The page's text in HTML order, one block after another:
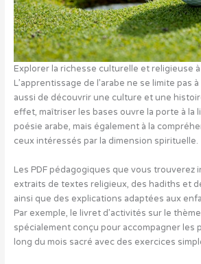
Explorer la richesse culturelle et religieuse à
L’apprentissage de l’arabe ne se limite pas
aussi de découvrir une culture et une
effet, maîtriser les bases ouvre la porte à la
poésie arabe, mais également à la
ceux intéressés par la dimension spirituelle.
Les PDF pédagogiques que vous trouverez
extraits de textes religieux, des hadiths et
ainsi que des explications adaptées aux
Par exemple, le livret d’activités sur le
spécialement conçu pour accompagner les
long du mois sacré avec des exercices